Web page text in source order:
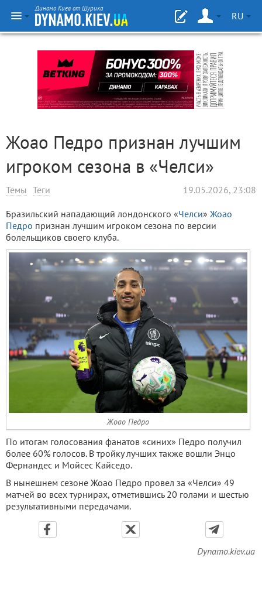
Динамо Киев от Шурика
RU
Жоао Педро признан лучшим
игроком сезона в «Челси»
Темы Теги 19.05.2026, 23:08
Бразильский нападающий лондонского «Челси» Жоао
Педро признан лучшим игроком сезона по версии
болельщиков своего клуба.
Жоао Педро
По итогам голосования фанатов «синих» Педро получил
более 60% голосов. В тройку лучших также вошли Энцо
Фернандес и Мойсес Кайседо.
В нынешнем сезоне Жоао Педро провел за «Челси» 49
матчей во всех турнирах, отметившись 20 голами и шестью
результативными передачами.
Dynamo.kiev.ua